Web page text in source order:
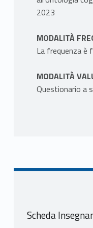
2023
MODALITÀ
La frequenza è
MODALITÀ
Questionario a
Scheda